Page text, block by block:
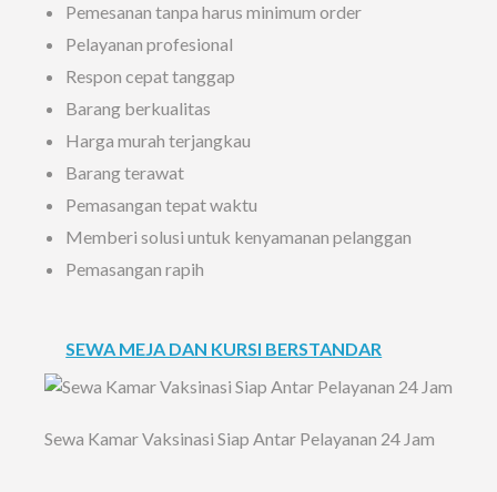
Pemesanan tanpa harus minimum order
Pelayanan profesional
Respon cepat tanggap
Barang berkualitas
Harga murah terjangkau
Barang terawat
Pemasangan tepat waktu
Memberi solusi untuk kenyamanan pelanggan
Pemasangan rapih
SEWA MEJA DAN KURSI BERSTANDAR
Sewa Kamar Vaksinasi Siap Antar Pelayanan 24 Jam